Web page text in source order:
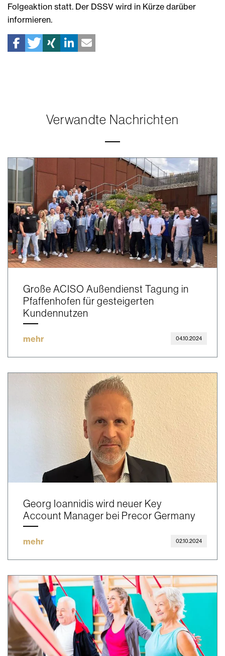
Folgeaktion statt. Der DSSV wird in Kürze darüber
informieren.
Verwandte Nachrichten
Große ACISO Außendienst Tagung in
Pfaffenhofen für gesteigerten
Kundennutzen
mehr 04.10.2024
Georg Ioannidis wird neuer Key
Account Manager bei Precor Germany
mehr 02.10.2024